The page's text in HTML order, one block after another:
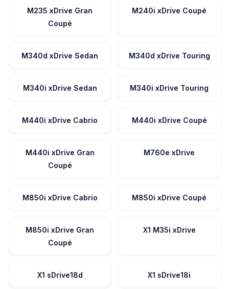
M235 xDrive Gran
Coupé
M240i xDrive Coupé
M340d xDrive Sedan M340d xDrive Touring
M340i xDrive Sedan M340i xDrive Touring
M440i xDrive Cabrio M440i xDrive Coupé
M440i xDrive Gran
Coupé
M760e xDrive
M850i xDrive Cabrio M850i xDrive Coupé
M850i xDrive Gran
Coupé
X1 M35i xDrive
X1 sDrive18d X1 sDrive18i